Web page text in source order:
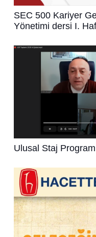
SEC 500 Kariyer
Yönetimi dersi I.
Ulusal Staj